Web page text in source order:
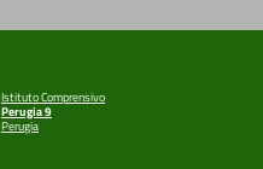
Istituto Comprensivo
Perugia 9
Perugia